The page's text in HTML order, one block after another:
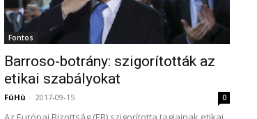
Fontos
Barroso-botrány: szigorították az
etikai szabályokat
FüHü - 2017-09-15 0